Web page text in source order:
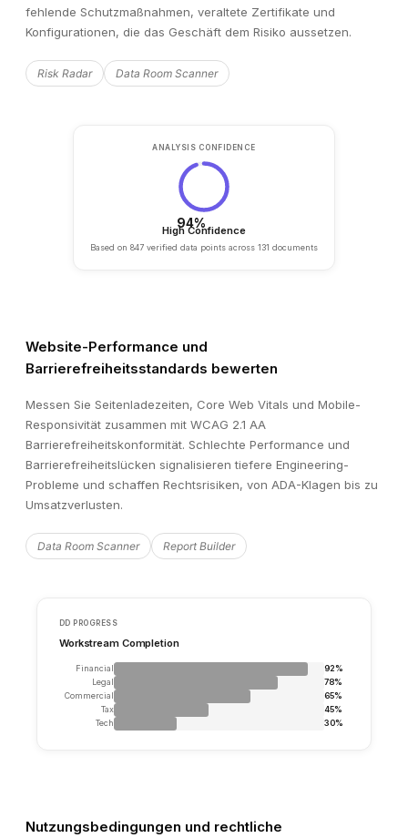
! Penetration Test Report
⚠
Financial Analysis · 3 min ago
Review Finding
fehlende Schutzmaßnahmen, veraltete Zertifikate und
Konfigurationen, die das Geschäft dem Risiko aussetzen.
Risk Radar Data Room Scanner
Website-Performance und
Barrierefreiheitsstandards bewerten
Messen Sie Seitenladezeiten, Core Web Vitals und Mobile-
Responsivität zusammen mit WCAG 2.1 AA
Barrierefreiheitskonformität. Schlechte Performance und
Barrierefreiheitslücken signalisieren tiefere Engineering-
Probleme und schaffen Rechtsrisiken, von ADA-Klagen bis zu
Umsatzverlusten.
Data Room Scanner Report Builder
Nutzungsbedingungen und rechtliche